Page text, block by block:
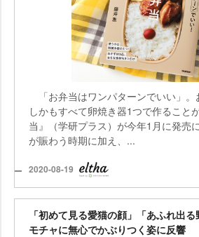
「お弁当はワンパターンでいい」。
しかもすべて卵焼き器1つで作ること
当』（学研プラス）が今年1月に発売
が賑わう時期に加え、...
2020-08-19
「初めて見る愛猫の顔」「あふれ出
モチャに無心でかぶりつく姿に反響